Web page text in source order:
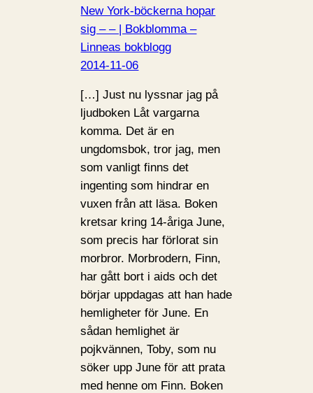
New York-böckerna hopar
sig – – | Bokblomma –
Linneas bokblogg
2014-11-06
[…] Just nu lyssnar jag på
ljudboken Låt vargarna
komma. Det är en
ungdomsbok, tror jag, men
som vanligt finns det
ingenting som hindrar en
vuxen från att läsa. Boken
kretsar kring 14-åriga June,
som precis har förlorat sin
morbror. Morbrodern, Finn,
har gått bort i aids och det
börjar uppdagas att han hade
hemligheter för June. En
sådan hemlighet är
pojkvännen, Toby, som nu
söker upp June för att prata
med henne om Finn. Boken